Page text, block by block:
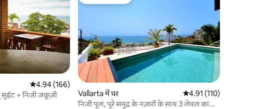
औसत रेटिंग 5 में से 4.94, 166 समीक्षाएँ
4.94 (166)
सुईट + निजी जकूज़ी
Vallarta में घर औसत रेटिंग 5 में से 4.91,
4.91 (110)
निजी पूल, पूरे समुद्र के नज़ारों के साथ 3 लेवल का